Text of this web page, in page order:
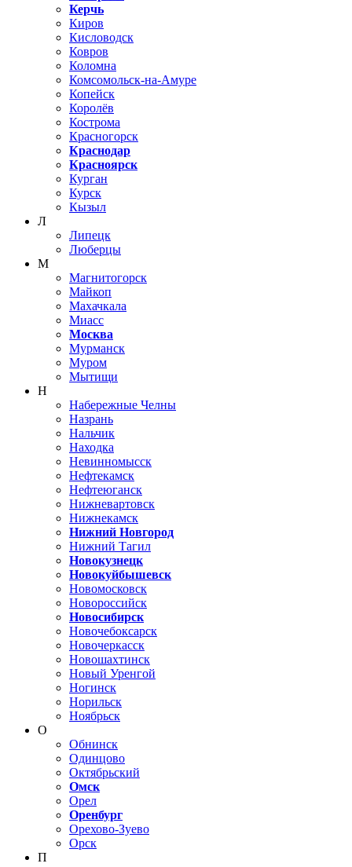
Керчь
Киров
Кисловодск
Ковров
Коломна
Комсомольск-на-Амуре
Копейск
Королёв
Кострома
Красногорск
Краснодар
Красноярск
Курган
Курск
Кызыл
Л
Липецк
Люберцы
М
Магнитогорск
Майкоп
Махачкала
Миасс
Москва
Мурманск
Муром
Мытищи
Н
Набережные Челны
Назрань
Нальчик
Находка
Невинномысск
Нефтекамск
Нефтеюганск
Нижневартовск
Нижнекамск
Нижний Новгород
Нижний Тагил
Новокузнецк
Новокуйбышевск
Новомосковск
Новороссийск
Новосибирск
Новочебоксарск
Новочеркасск
Новошахтинск
Новый Уренгой
Ногинск
Норильск
Ноябрьск
О
Обнинск
Одинцово
Октябрьский
Омск
Орел
Оренбург
Орехово-Зуево
Орск
П